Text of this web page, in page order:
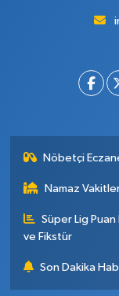
Nöbetçi
Namaz
Süper Lig Puan
ve Fikstür
Son Dakika